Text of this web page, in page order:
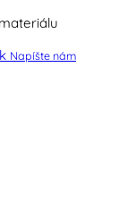
materiálu
Napíšte nám